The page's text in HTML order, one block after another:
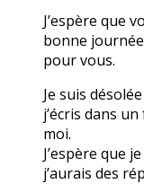
J’espère que
bonne
pour vous.
Je suis
j’écris dans
moi.
J’espère que
j’aurais des